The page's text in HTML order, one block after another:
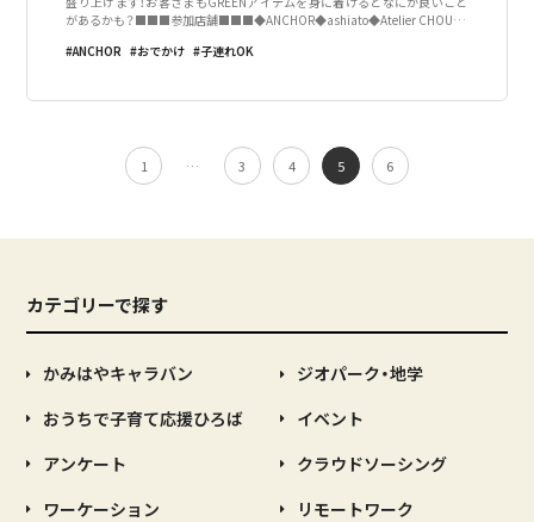
があるかも？■■■参加店舗■■■◆ANCHOR◆ashiato◆Atelier CHOUET
ANCHOR おでかけ 子連れOK
1 … 3 4 5 6
カテゴリーで探す
かみはやキャラバン
おうちで子育て応援ひろば
アンケート
ワーケーション
ジオパーク・地学
イベント
クラウドソーシング
リモートワーク